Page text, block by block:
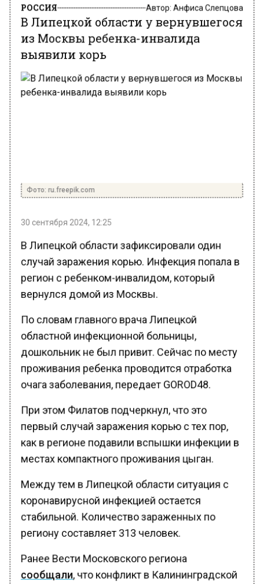
В Липецкой области у вернувшегося
из Москвы ребенка-инвалида
выявили корь
Фото: ru.freepik.com
30 сентября 2024, 12:25
В Липецкой области зафиксировали один
случай заражения корью. Инфекция попала в
регион с ребенком-инвалидом, который
вернулся домой из Москвы.
По словам главного врача Липецкой
областной инфекционной больницы,
дошкольник не был привит. Сейчас по месту
проживания ребенка проводится отработка
очага заболевания, передает GOROD48.
При этом Филатов подчеркнул, что это
первый случай заражения корью с тех пор,
как в регионе подавили вспышки инфекции в
местах компактного проживания цыган.
Между тем в Липецкой области ситуация с
коронавирусной инфекцией остается
стабильной. Количество зараженных по
региону составляет 313 человек.
Ранее Вести Московского региона
сообщали, что конфликт в Калининградской